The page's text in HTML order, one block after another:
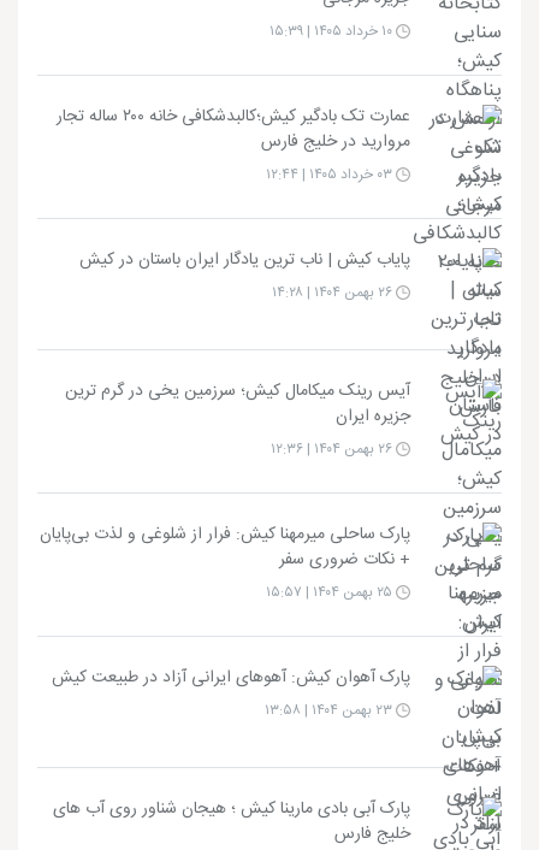
عمارت تک بادگیر کیش؛کالبدشکافی خانه ۲۰۰ ساله تجار
مروارید در خلیج فارس
پایاب کیش | ناب ترین یادگار ایران باستان در کیش
آیس رینک میکامال کیش؛ سرزمین یخی در گرم ترین
جزیره ایران
پارک ساحلی میرمهنا کیش: فرار از شلوغی و لذت بی‌پایان
+ نکات ضروری سفر
پارک آهوان کیش: آهوهای ایرانی آزاد در طبیعت کیش
پارک آبی بادی مارینا کیش ؛ هیجان شناور روی آب های
خلیج فارس